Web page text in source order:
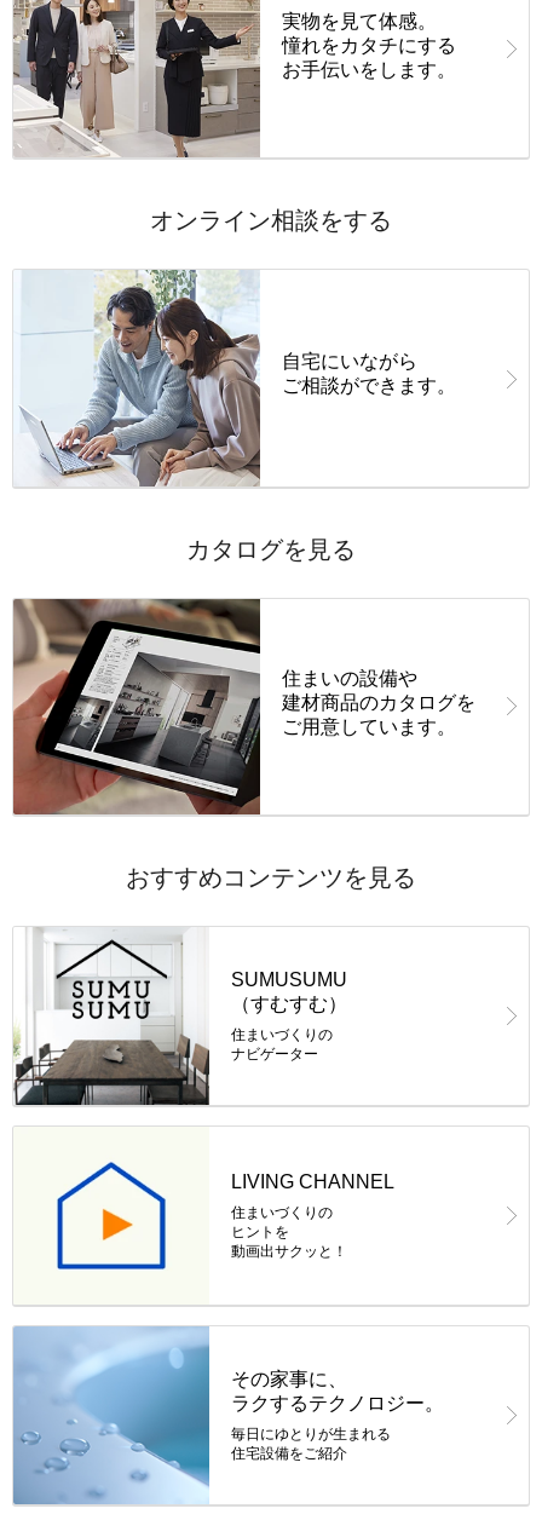
実物を見て体感。
憧れをカタチにする
お手伝いをします。
オンライン相談をする
自宅にいながら
ご相談ができます。
カタログを見る
住まいの設備や
建材商品のカタログを
ご用意しています。
おすすめコンテンツを見る
SUMUSUMU
（すむすむ）
住まいづくりの
ナビゲーター
LIVING CHANNEL
住まいづくりの
ヒントを
動画出サクッと！
その家事に、
ラクするテクノロジー。
毎日にゆとりが生まれる
住宅設備をご紹介